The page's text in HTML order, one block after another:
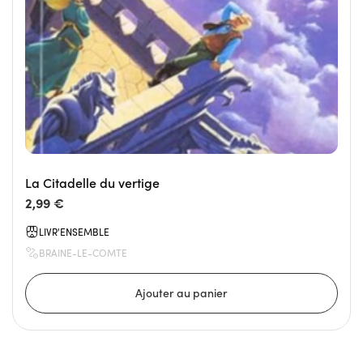
La Citadelle du vertige
2,99 €
LIVR'ENSEMBLE
BRAINE-LE-COMTE